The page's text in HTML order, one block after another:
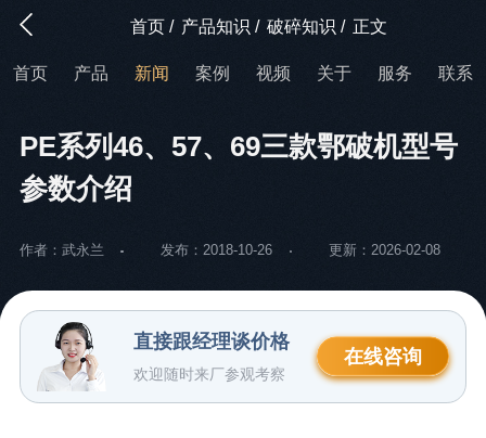
首页 / 产品知识 / 破碎知识 / 正文
首页 产品 新闻 案例 视频 关于 服务 联系
PE系列46、57、69三款鄂破机型号
参数介绍
作者：武永兰 发布：2018-10-26 更新：2026-02-08
直接跟经理谈价格
欢迎随时来厂参观考察
在线咨询